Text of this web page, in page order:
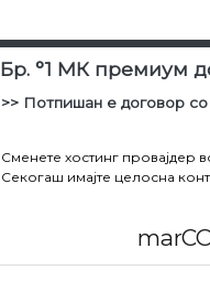
Бр. °1 МК премиум
>> Потпишан е договор
Сменете хостинг провајдер
Секогаш имајте целосна